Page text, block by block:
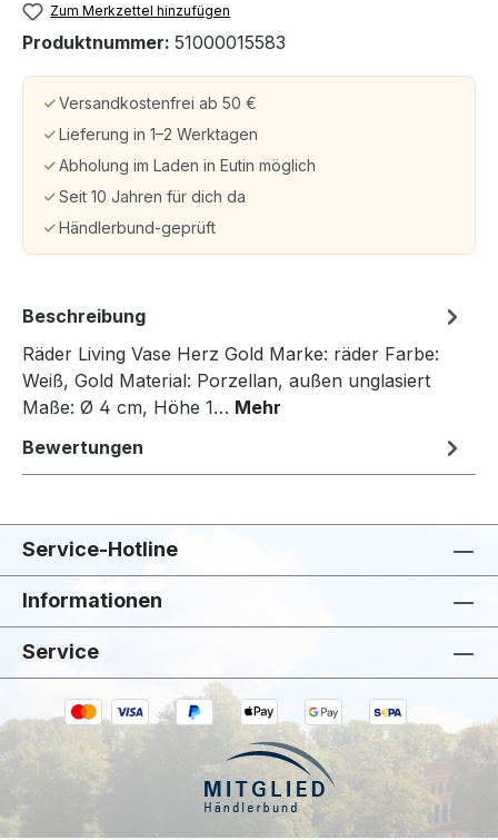
Zum Merkzettel hinzufügen
Produktnummer: 51000015583
Versandkostenfrei ab 50 €
Lieferung in 1–2 Werktagen
Abholung im Laden in Eutin möglich
Seit 10 Jahren für dich da
Händlerbund-geprüft
Beschreibung
Räder Living Vase Herz Gold Marke: räder Farbe:
Weiß, Gold Material: Porzellan, außen unglasiert
Maße: Ø 4 cm, Höhe 1… Mehr
Bewertungen
Service-Hotline
Informationen
Service